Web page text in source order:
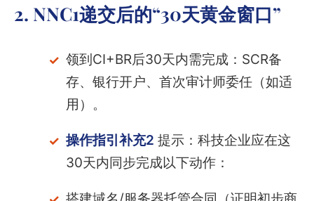
2. NNC1递交后的“30天黄金窗口”
领到CI+BR后30天内需完成：SCR备
存、银行开户、首次审计师委任（如适
用）。
操作指引补充2 提示：科技企业应在这
30天内同步完成以下动作：